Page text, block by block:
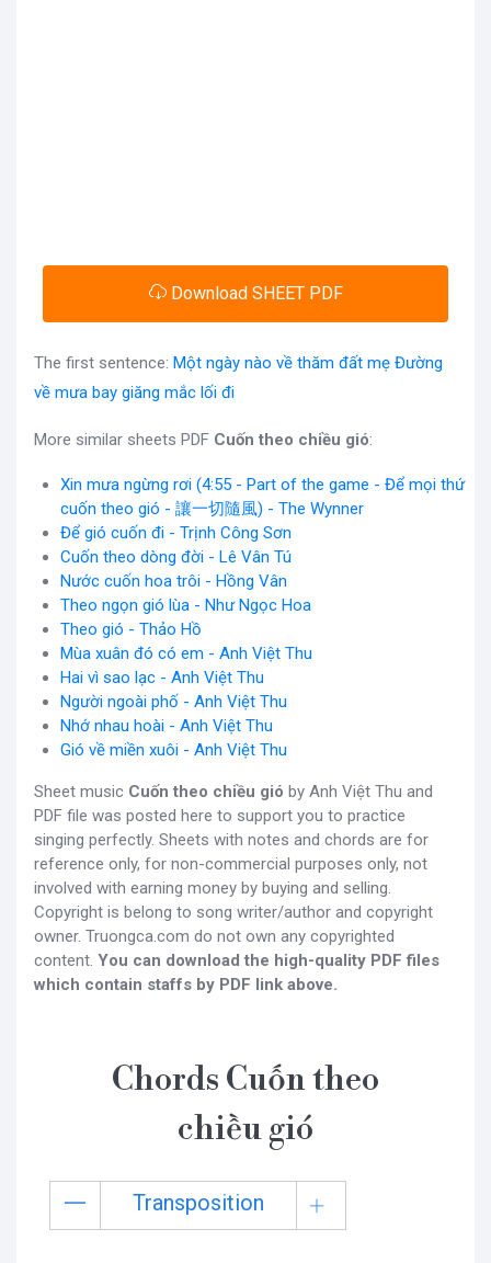
Download SHEET PDF
The first sentence: Một ngày nào về thăm đất mẹ Đường
về mưa bay giăng mắc lối đi
More similar sheets PDF Cuốn theo chiều gió:
Xin mưa ngừng rơi (4:55 - Part of the game - Để mọi thứ
cuốn theo gió - 讓一切隨風) - The Wynner
Để gió cuốn đi - Trịnh Công Sơn
Cuốn theo dòng đời - Lê Vân Tú
Nước cuốn hoa trôi - Hồng Vân
Theo ngọn gió lùa - Như Ngọc Hoa
Theo gió - Thảo Hồ
Mùa xuân đó có em - Anh Việt Thu
Hai vì sao lạc - Anh Việt Thu
Người ngoài phố - Anh Việt Thu
Nhớ nhau hoài - Anh Việt Thu
Gió về miền xuôi - Anh Việt Thu
Sheet music Cuốn theo chiều gió by Anh Việt Thu and
PDF file was posted here to support you to practice
singing perfectly. Sheets with notes and chords are for
reference only, for non-commercial purposes only, not
involved with earning money by buying and selling.
Copyright is belong to song writer/author and copyright
owner. Truongca.com do not own any copyrighted
content. You can download the high-quality PDF files
which contain staffs by PDF link above.
Chords Cuốn theo
chiều gió
Transposition